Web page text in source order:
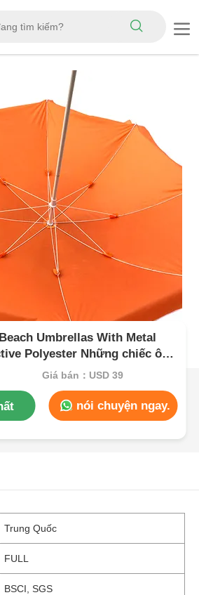
Umbrellas With Metal
Polyester Những chiếc ô
khung kim loại
Giá bán：USD 39
nói chuyện ngay.
Trung Quốc
FULL
BSCI, SGS